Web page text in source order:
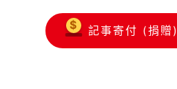
記事寄付 (捐贈)